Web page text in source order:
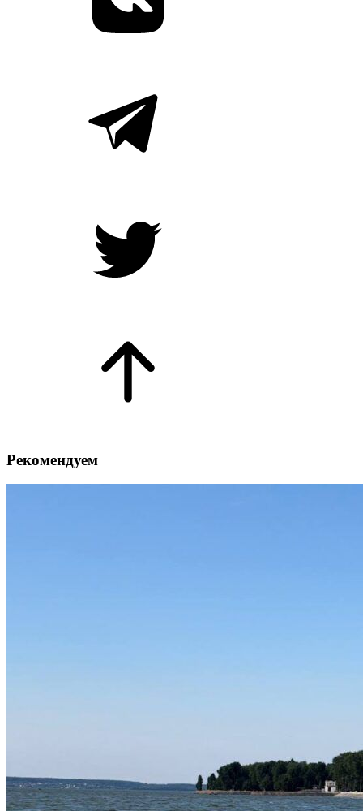
Рекомендуем